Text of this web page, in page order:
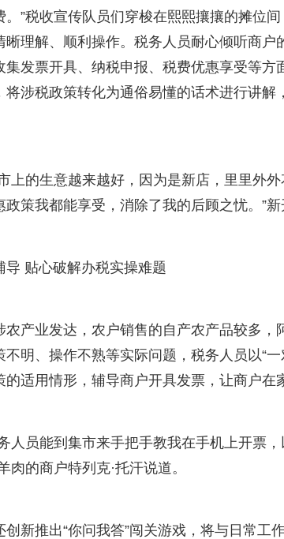
。”税收宣传队员们穿梭在熙熙攘攘的摊位
晰理解、顺利操作。税务人员耐心倾听商
集发票开具、纳税申报、税费优惠享受等
将涉税政策转化为通俗易懂的话术进行讲
上的生意越来越好，因为是新店，里里外
策我都能享受，消除了我的后顾之忧。”
导 贴心破解办税实操难题
农产业发达，农户销售的自产农产品较多
不明、操作不熟等实际问题，税务人员以“
的适用情形，辅导商户开具发票，让商户在
人员能到集市来手把手教我在手机上开票
肉的商户特列克·托汗说道。
创新推出“你问我答”闯关游戏，将与日常工